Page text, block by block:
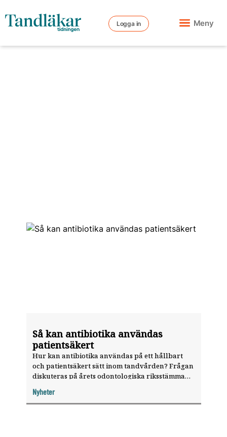
Logga in Meny
Så kan antibiotika användas
patientsäkert
Hur kan antibiotika användas på ett hållbart
och patientsäkert sätt inom tandvården? Frågan
diskuteras på årets odontologiska riksstämma
Nyheter